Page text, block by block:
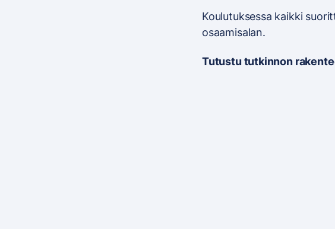
Koulutuksessa kaikki
osaamisalan.
Tutustu tutkinnon